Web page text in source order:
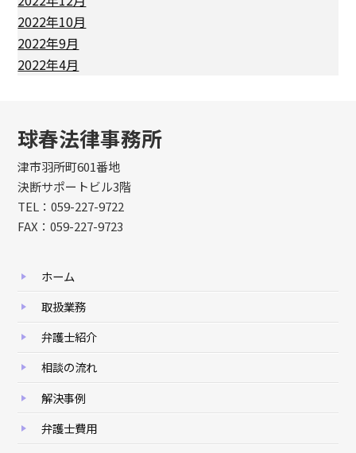
2022年10月
2022年9月
2022年4月
球春法律事務所
津市羽所町601番地
決断サポートビル3階
TEL：059-227-9722
FAX：059-227-9723
ホーム
取扱業務
弁護士紹介
相談の流れ
解決事例
弁護士費用